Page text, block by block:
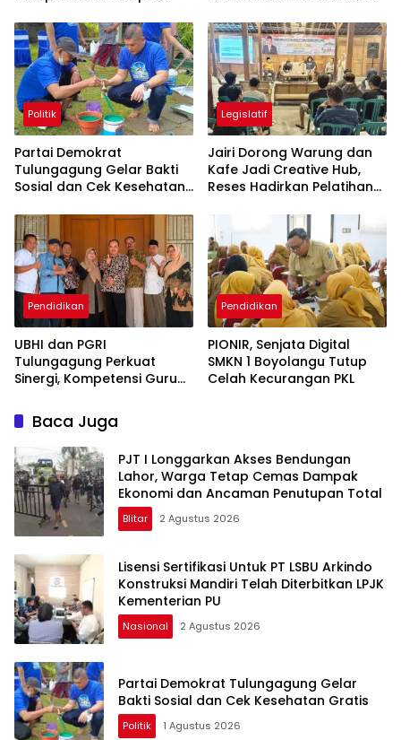
Penutupan Total
Politik
Partai Demokrat
Tulungagung Gelar Bakti
Sosial dan Cek Kesehatan
Legislatif
Jairi Dorong Warung dan
Kafe Jadi Creative Hub,
Reses Hadirkan Pelatihan
Pendidikan
UBHI dan PGRI
Tulungagung Perkuat
Sinergi, Kompetensi Guru
Pendidikan
PIONIR, Senjata Digital
SMKN 1 Boyolangu Tutup
Celah Kecurangan PKL
Baca Juga
PJT I Longgarkan Akses Bendungan
Lahor, Warga Tetap Cemas Dampak
Ekonomi dan Ancaman Penutupan Total
Blitar 2 Agustus 2026
Lisensi Sertifikasi Untuk PT LSBU Arkindo
Konstruksi Mandiri Telah Diterbitkan LPJK
Kementerian PU
Nasional 2 Agustus 2026
Partai Demokrat Tulungagung Gelar
Bakti Sosial dan Cek Kesehatan Gratis
Politik 1 Agustus 2026